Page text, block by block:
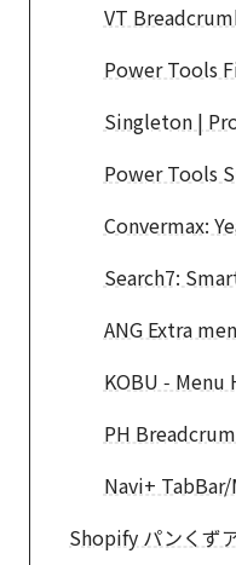
VT
Power Tools
Singleton |
Power Tools
Convermax:
Search7:
ANG Extra
KOBU ‑
PH
Navi+
Shopify パンくず